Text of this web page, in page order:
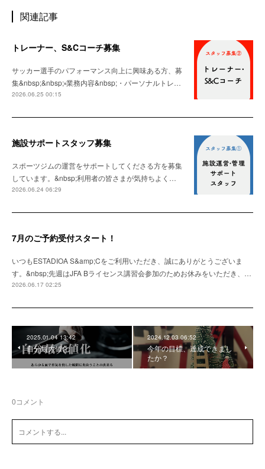
関連記事
トレーナー、S&Cコーチ募集
サッカー選手のパフォーマンス向上に興味ある方、募
集&nbsp;&nbsp;▫️業務内容&nbsp;・パーソナルトレ…
2026.06.25 00:15
施設サポートスタッフ募集
スポーツジムの運営をサポートしてくださる方を募集
しています。&nbsp;利用者の皆さまが気持ちよく…
2026.06.24 06:29
7月のご予約受付スタート！
いつもESTADIOA S&amp;Cをご利用いただき、誠にありがとうございま
す。&nbsp;先週はJFA Bライセンス講習会参加のためお休みをいただき、…
2026.06.17 02:25
2025.01.04 13:42
自分最大値化
2024.12.03 06:52
今年の目標、達成できまし
たか？
0コメント